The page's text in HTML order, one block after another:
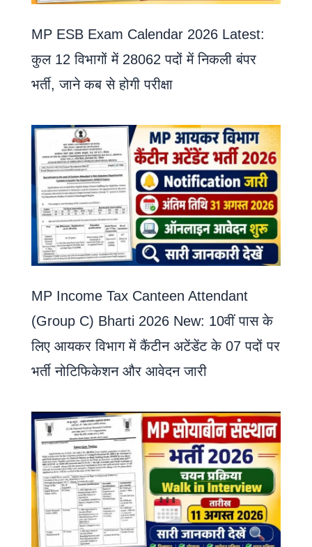
MP ESB Exam Calendar 2026 Latest:
कुल 12 विभागों में 28062 पदों में निकली बंपर
भर्ती, जाने कब से होगी परीक्षा
MP Income Tax Canteen Attendant
(Group C) Bharti 2026 New: 10वीं पास के
लिए आयकर विभाग में कैंटीन अटेंडेंट के 07 पदों पर
भर्ती नोटिफिकेशन और आवेदन जारी